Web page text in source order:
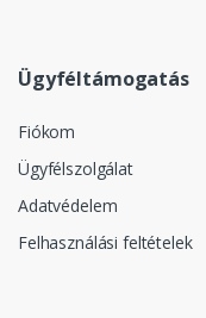
Ügyféltámogatás
Fiókom
Ügyfélszolgálat
Adatvédelem
Felhasználási feltételek